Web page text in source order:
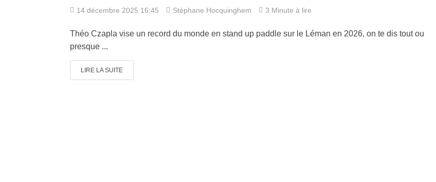
14 décembre 2025 16:45 Stéphane Hocquinghem 3 Minute à lire
Théo Czapla vise un record du monde en stand up paddle sur le Léman en 2026, on te dis tout ou
presque ...
LIRE LA SUITE